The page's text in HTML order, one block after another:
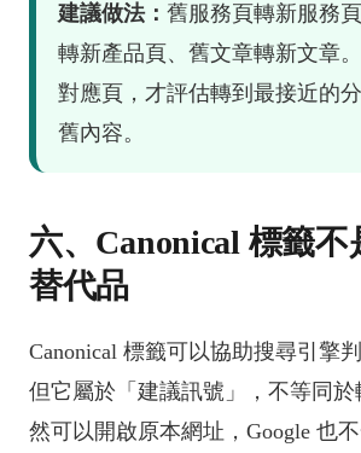
建議做法： 舊服務頁轉新服務
轉新產品頁、舊文章轉新文章
對應頁，才評估轉到最接近的
舊內容。
六、Canonical 標籤不
替代品
Canonical 標籤可以協助搜尋引擎
但它屬於「建議訊號」，不等同
然可以開啟原本網址，Google 也